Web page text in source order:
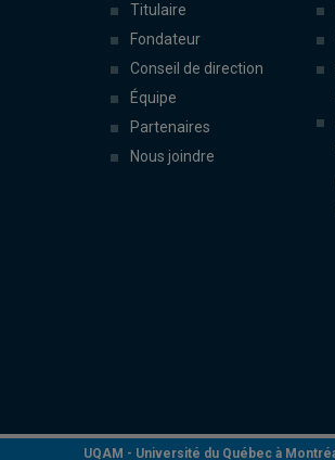
Titulaire
Fondateur
Conseil de direction
Équipe
Partenaires
Nous joindre
UQAM - Université du Québec à